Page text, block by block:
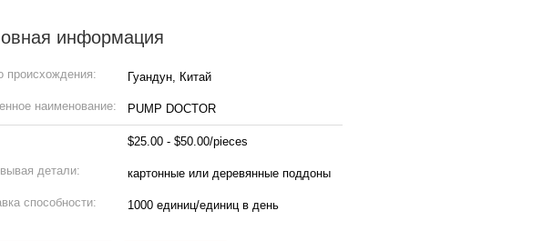
информация
происхождения: Гуандун, Китай
наименование: PUMP DOCTOR
$25.00 - $50.00/pieces
детали: картонные или деревянные поддоны
способности: 1000 единиц/единиц в день